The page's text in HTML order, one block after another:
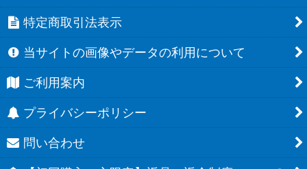
特定商取引法表示
当サイトの画像やデータの利用について
ご利用案内
プライバシーポリシー
問い合わせ